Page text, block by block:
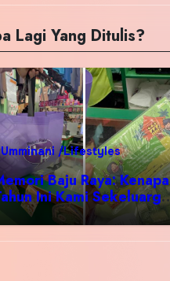
Lagi Yang Ditulis?
Umminani /Lifestyles
Baju Raya: Kenapa
Ini Kami Sekeluarga
Kembali ke Pusat Pakaian
Hari?